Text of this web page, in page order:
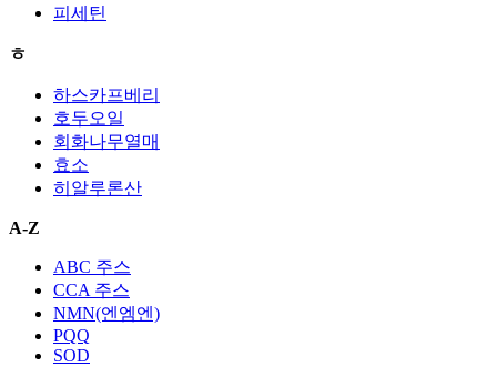
피세틴
ㅎ
하스카프베리
호두오일
회화나무열매
효소
히알루론산
A-Z
ABC 주스
CCA 주스
NMN(엔엠엔)
PQQ
SOD